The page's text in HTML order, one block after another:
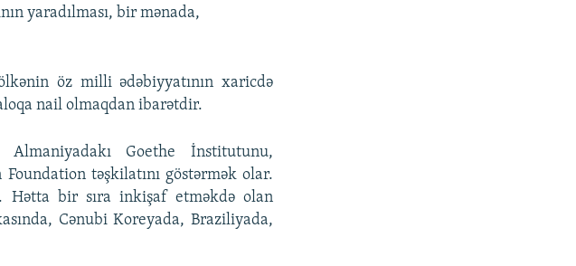
yaradılması, bir mənada,
öz milli ədəbiyyatının xaricdə
nail olmaqdan ibarətdir.
Goethe İnstitutunu,
təşkilatını göstərmək olar.
Hətta bir sıra inkişaf etməkdə olan
Cənubi Koreyada, Braziliyada,